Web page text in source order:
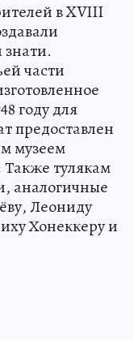
в XVIII
части
году для
предоставлен
музеем
тулякам
аналогичные
Леониду
Хонеккеру и